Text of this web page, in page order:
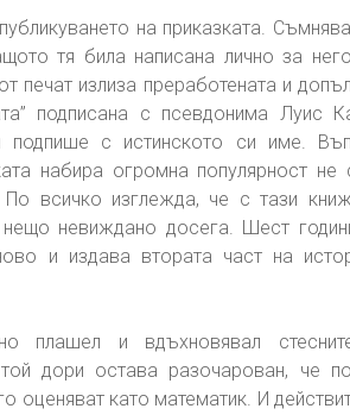
на приказката.
тя била написана лично за
печат излиза преработената и
подписана с псевдонима Луис
с истинското си име.
набира огромна популярност не
всичко изглежда, че с тази
нещо невиждано досега. Шест
и издава втората част на
плашел и вдъхновявал
дори остава разочарован, че
оценяват като математик. И